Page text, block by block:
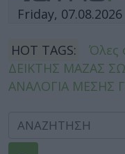
Friday, 07.08.2026
HOT TAGS:
Όλες
ΔΕΙΚΤΗΣ ΜΑΖΑΣ
ΑΝΑΛΟΓΙΑ ΜΕΣΗΣ